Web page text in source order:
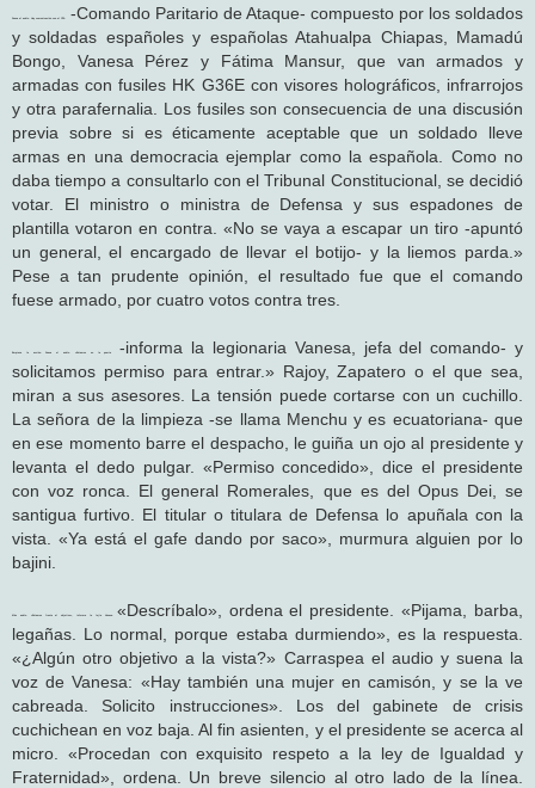
Suena el audio. Hay comunicación con el CPA
-Comando Paritario de Ataque- compuesto por los soldados
y soldadas españoles y españolas Atahualpa Chiapas, Mamadú
Bongo, Vanesa Pérez y Fátima Mansur, que van armados y
armadas con fusiles HK G36E con visores holográficos, infrarrojos
y otra parafernalia. Los fusiles son consecuencia de una discusión
previa sobre si es éticamente aceptable que un soldado lleve
armas en una democracia ejemplar como la española. Como no
daba tiempo a consultarlo con el Tribunal Constitucional, se decidió
votar. El ministro o ministra de Defensa y sus espadones de
plantilla votaron en contra. «No se vaya a escapar un tiro -apuntó
un general, el encargado de llevar el botijo- y la liemos parda.»
Pese a tan prudente opinión, el resultado fue que el comando
fuese armado, por cuatro votos contra tres.
Empieza la acción. Suena el audio. «Estamos en la puerta
-informa la legionaria Vanesa, jefa del comando- y
solicitamos permiso para entrar.» Rajoy, Zapatero o el que sea,
miran a sus asesores. La tensión puede cortarse con un cuchillo.
La señora de la limpieza -se llama Menchu y es ecuatoriana- que
en ese momento barre el despacho, le guiña un ojo al presidente y
levanta el dedo pulgar. «Permiso concedido», dice el presidente
con voz ronca. El general Romerales, que es del Opus Dei, se
santigua furtivo. El titular o titulara de Defensa lo apuñala con la
vista. «Ya está el gafe dando por saco», murmura alguien por lo
bajini.
Más audio. «Estamos frente al objetivo», informa la lejía Vanesa.
«Descríbalo», ordena el presidente. «Pijama, barba,
legañas. Lo normal, porque estaba durmiendo», es la respuesta.
«¿Algún otro objetivo a la vista?» Carraspea el audio y suena la
voz de Vanesa: «Hay también una mujer en camisón, y se la ve
cabreada. Solicito instrucciones». Los del gabinete de crisis
cuchichean en voz baja. Al fin asienten, y el presidente se acerca al
micro. «Procedan con exquisito respeto a la ley de Igualdad y
Fraternidad», ordena. Un breve silencio al otro lado de la línea.